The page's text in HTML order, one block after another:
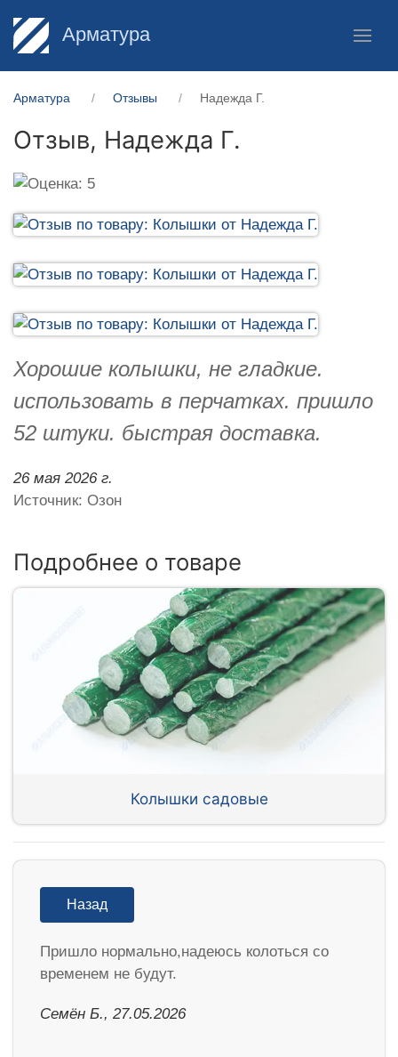
Арматура
Арматура Отзывы Надежда Г.
Отзыв, Надежда Г.
Хорошие колышки, не гладкие.
использовать в перчатках. пришло
52 штуки. быстрая доставка.
26 мая 2026 г.
Источник: Озон
Подробнее о товаре
Колышки садовые
Назад
Пришло нормально,надеюсь колоться со
временем не будут.
Семён Б., 27.05.2026